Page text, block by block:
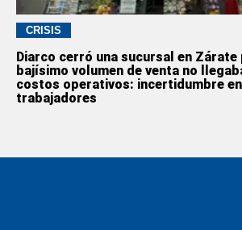
CRISIS
Diarco cerró una sucursal en Zárate
bajísimo volumen de venta no
costos operativos: incertidumbre
trabajadores